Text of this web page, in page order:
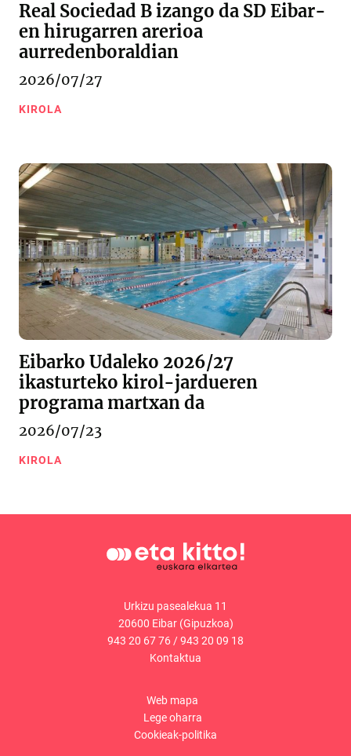
Real Sociedad B izango da SD Eibar-
en hirugarren arerioa
aurredenboraldian
2026/07/27
KIROLA
Eibarko Udaleko 2026/27
ikasturteko kirol-jardueren
programa martxan da
2026/07/23
KIROLA
Urkizu pasealekua 11
20600 Eibar (Gipuzkoa)
943 20 67 76/943 20 09 18
Kontaktua
Web mapa
Lege oharra
Cookieak-politika